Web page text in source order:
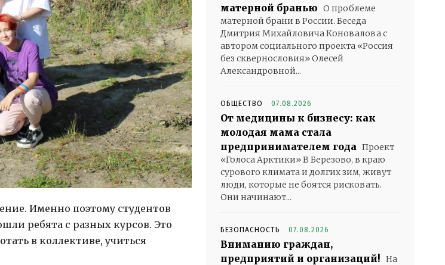
Именно поэтому студентов
ребята с разных курсов. Это
в коллективе, учиться
матерной бранью О проблеме
матерной брани в России. Беседа
Дмитрия Михайловича Коновалова с
автором социального проекта «Россия
без сквернословия» Олесей
Александровной...
ОБЩЕСТВО 07.08.2026
От медицины к бизнесу: как
молодая мама стала
предпринимателем года Проект
«Голоса Арктики» В Березово, в краю
сурового климата и долгих зим, живут
люди, которые не боятся рисковать.
Они начинают...
БЕЗОПАСНОСТЬ 07.08.2026
Вниманию граждан,
предприятий и организаций! На